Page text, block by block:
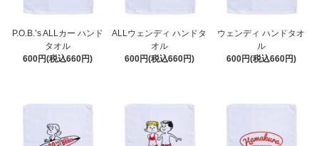
P.O.B.’s ALLカー ハンド
タオル
600円(税込660円)
ALLウェンディ ハンドタ
オル
600円(税込660円)
ウェンディ ハンドタオ
ル
600円(税込660円)